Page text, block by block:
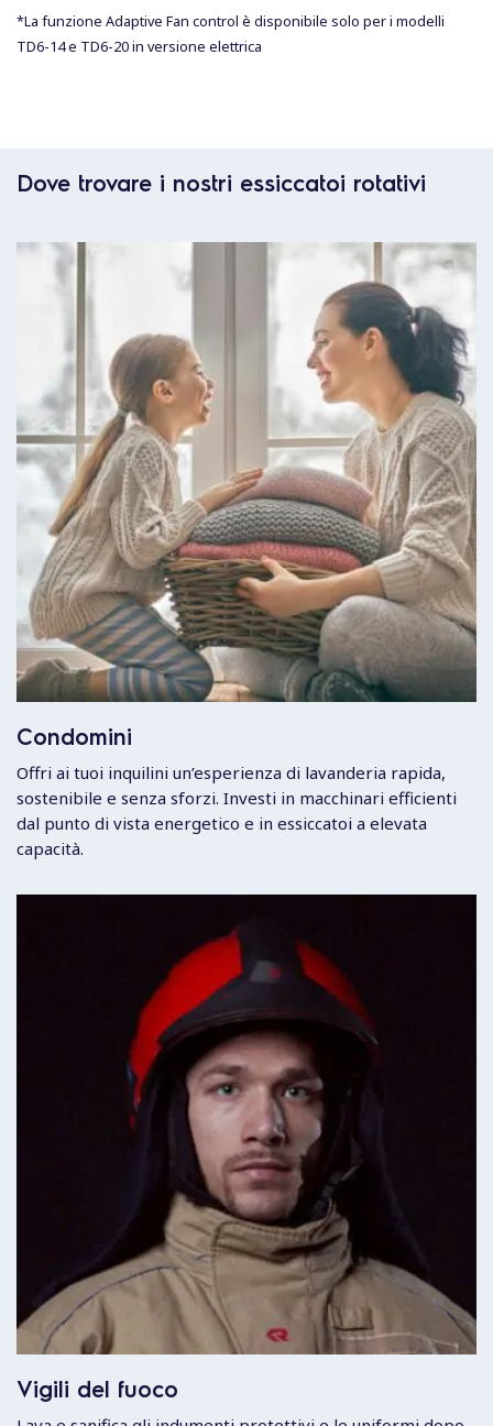
*La funzione Adaptive Fan control è disponibile solo per i modelli
TD6-14 e TD6-20 in versione elettrica
Dove trovare i nostri essiccatoi rotativi
Condomini
Offri ai tuoi inquilini un’esperienza di lavanderia rapida,
sostenibile e senza sforzi. Investi in macchinari efficienti
dal punto di vista energetico e in essiccatoi a elevata
capacità.
Vigili del fuoco